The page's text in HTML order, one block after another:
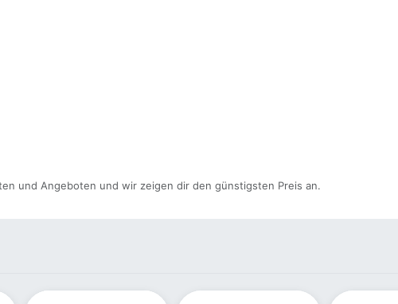
und Angeboten und wir zeigen dir den günstigsten Preis an.